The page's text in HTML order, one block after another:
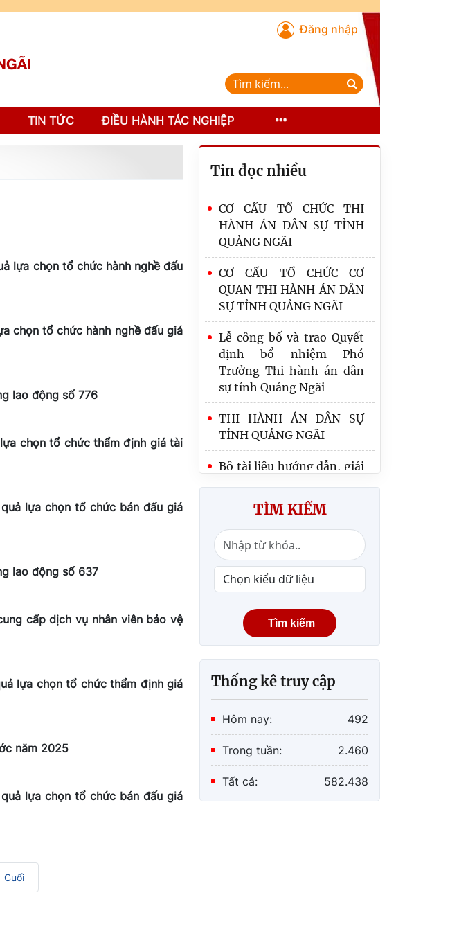
Đăng nhập
TIN TỨC ĐIỀU HÀNH TÁC NGHIỆP
lựa chọn tổ chức hành nghề đấu
chọn tổ chức hành nghề đấu giá
lao động số 776
chọn tổ chức thẩm định giá tài
lựa chọn tổ chức bán đấu giá
lao động số 637
cấp dịch vụ nhân viên bảo vệ
lựa chọn tổ chức thẩm định giá
năm 2025
lựa chọn tổ chức bán đấu giá
Cuối
Tin đọc nhiều
CƠ CẤU TỔ CHỨC THI
HÀNH ÁN DÂN SỰ TỈNH
QUẢNG NGÃI
CƠ CẤU TỔ CHỨC CƠ
QUAN THI HÀNH ÁN DÂN
SỰ TỈNH QUẢNG NGÃI
Lễ công bố và trao Quyết
định bổ nhiệm Phó
Trưởng Thi hành án dân
sự tỉnh Quảng Ngãi
THI HÀNH ÁN DÂN SỰ
TỈNH QUẢNG NGÃI
Bộ tài liệu hướng dẫn, giải
Công bố Quyết định bổ
nhiệm Phó trưởng Thi
hành án dân sự tỉnh
Quảng Ngãi
TÌM KIẾM
Tìm kiếm
Thống kê truy cập
Hôm nay: 492
Trong tuần: 2.460
Tất cả: 582.438